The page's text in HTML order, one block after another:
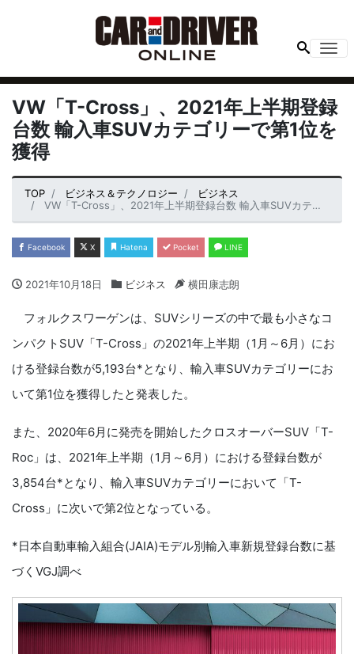
VW「T-Cross」、2021年上半期登録
台数 輸入車SUVカテゴリーで第1位を
獲得
TOP ビジネス＆テクノロジー
ビジネス
VW「T-Cross」、2021年上半期登録台数 輸入車SUVカテゴリーで第1位を獲得
Facebook X Hatena Pocket LINE
2021年10月18日 ビジネス 横田康志朗
フォルクスワーゲンは、SUVシリーズの中で最も小さなコ
ンパクトSUV「T-Cross」の2021年上半期（1月～6月）にお
ける登録台数が5,193台*となり、輸入車SUVカテゴリーにお
いて第1位を獲得したと発表した。
また、2020年6月に発売を開始したクロスオーバーSUV「T-
Roc」は、2021年上半期（1月～6月）における登録台数が
3,854台*となり、輸入車SUVカテゴリーにおいて「T-
Cross」に次いで第2位となっている。
*日本自動車輸入組合(JAIA)モデル別輸入車新規登録台数に基
づくVGJ調べ